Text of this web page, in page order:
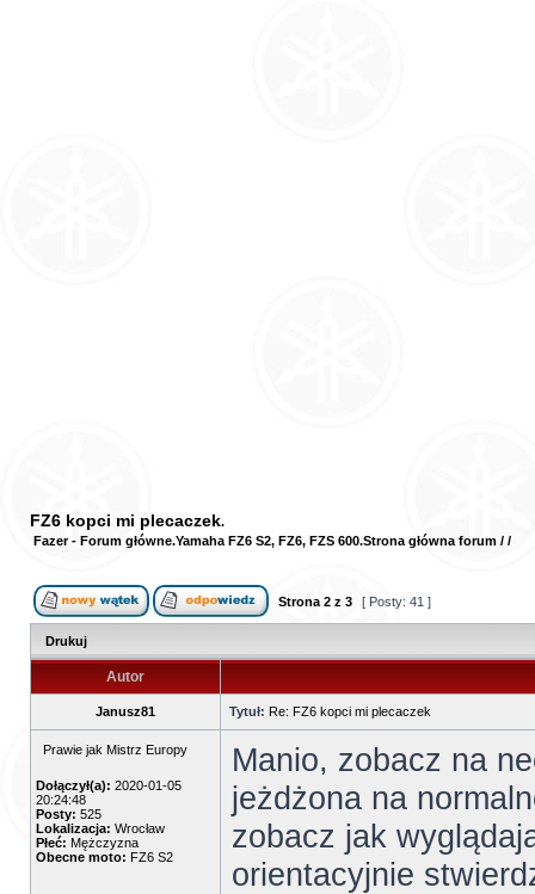
FZ6 kopci mi plecaczek
Strona główna forum /
Fazer - Forum główne /
Yamaha FZ6 S2, FZ6, FZS 600
Strona 2 z 3 [ Posty: 41 ]
Drukuj
Autor
Janusz81 Tytuł: Re: FZ6 kopci mi plecaczek
Prawie jak Mistrz Europy
Dołączył(a): 2020-01-05
20:24:48
Posty: 525
Lokalizacja: Wrocław
Płeć: Mężczyzna
Obecne moto: FZ6 S2
Manio, zobacz na
jeżdżona na
zobacz jak
orientacyjnie